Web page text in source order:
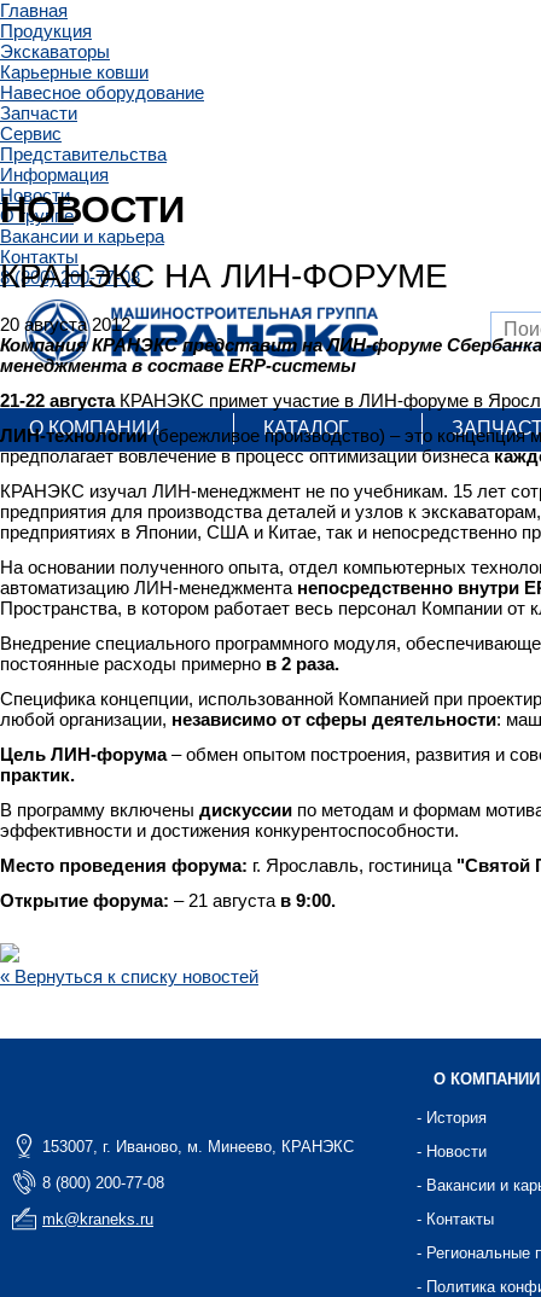
Главная
Продукция
Экскаваторы
Карьерные ковши
Навесное оборудование
Запчасти
Сервис
Представительства
Информация
Новости
О группе
Вакансии и карьера
Контакты
8 (800) 200-77-08
О КОМПАНИИ КАТАЛОГ
НОВОСТИ
КРАНЭКС НА ЛИН-ФОРУМЕ
20 августа 2012
Компания КРАНЭКС представит на ЛИН-форуме
менеджмента в составе ERP-системы
21-22 августа КРАНЭКС примет участие в ЛИН-форуме в
ЛИН-технологии(бережливое производство) – это концепция
предполагает вовлечение в процесс оптимизации бизнеса
КРАНЭКС изучал ЛИН-менеджмент не по учебникам. 15 лет
предприятия для производства деталей и узлов к
предприятиях в Японии, США и Китае, так и непосредственно
На основании полученного опыта, отдел компьютерных
автоматизацию ЛИН-менеджмента непосредственно внутри
Пространства, в котором работает весь персонал Компании от
Внедрение специального программного модуля,
постоянные расходы примерно в 2 раза.
Специфика концепции, использованной Компанией при
любой организации, независимо от сферы деятельности:
Цель ЛИН-форума– обмен опытом построения, развития и
практик.
В программу включены дискуссии по методам и формам
эффективности и достижения конкурентоспособности.
Место проведения форума: г. Ярославль, гостиница "Святой
Открытие форума: – 21 августа в 9:00.
« Вернуться к списку новостей
153007, г. Иваново, м. Минеево, КРАНЭКС
8 (800) 200-77-08
mk@kraneks.ru
О КОМПАНИИ
- История
- Новости
- Вакансии и
- Контакты
- Региональные
- Политика